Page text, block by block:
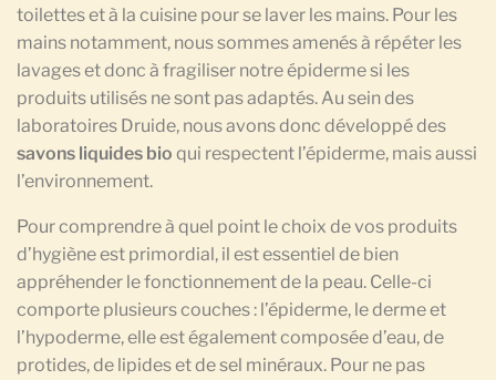
toilettes et à la cuisine pour se laver les mains. Pour les
mains notamment, nous sommes amenés à répéter les
lavages et donc à fragiliser notre épiderme si les
produits utilisés ne sont pas adaptés. Au sein des
laboratoires Druide, nous avons donc développé des
savons liquides bio qui respectent l’épiderme, mais aussi
l’environnement.
Pour comprendre à quel point le choix de vos produits
d’hygiène est primordial, il est essentiel de bien
appréhender le fonctionnement de la peau. Celle-ci
comporte plusieurs couches : l’épiderme, le derme et
l’hypoderme, elle est également composée d’eau, de
protides, de lipides et de sel minéraux. Pour ne pas